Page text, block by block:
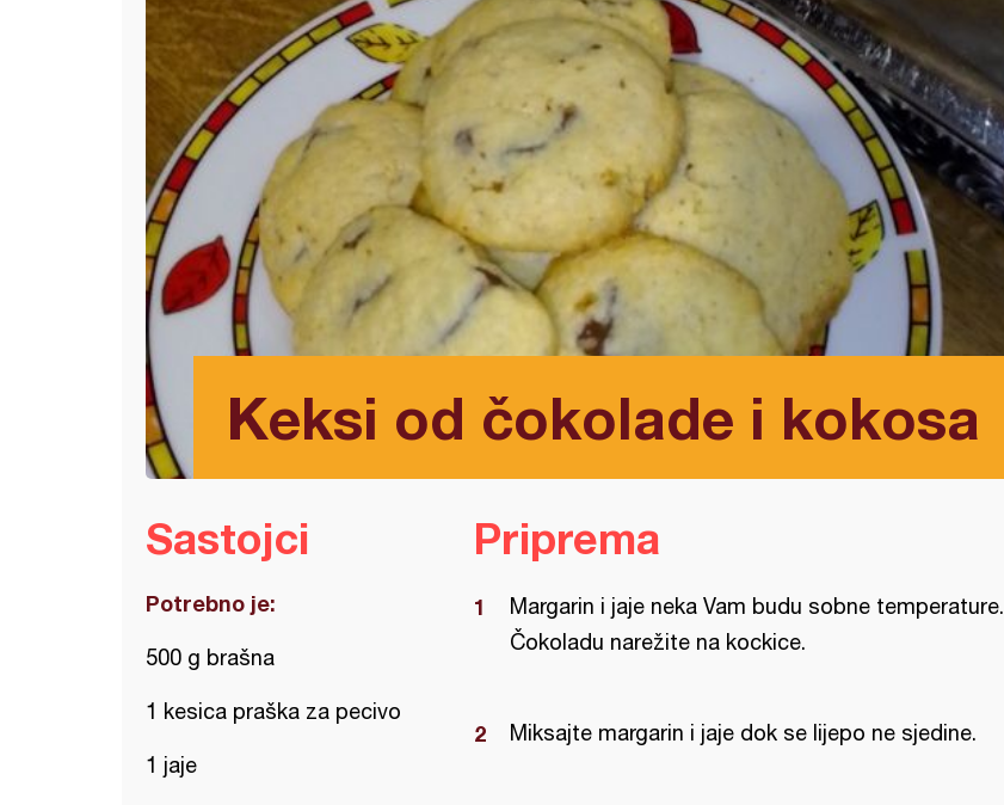
Keksi od čokolade i kokosa
Sastojci
Potrebno je:
500 g brašna
1 kesica praška za pecivo
1 jaje
Priprema
Margarin i jaje neka Vam budu sobne temperature.
Čokoladu narežite na kockice.
Miksajte margarin i jaje dok se lijepo ne sjedine.